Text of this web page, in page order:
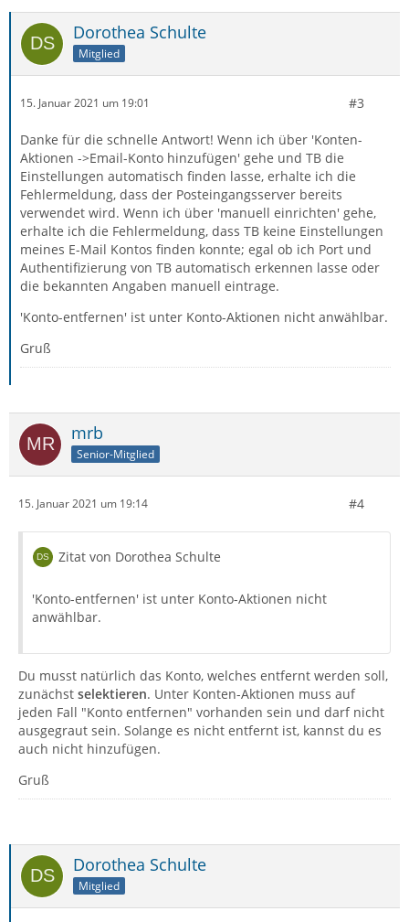
Dorothea Schulte
Mitglied
15. Januar 2021 um 19:01 #3
Danke für die schnelle Antwort! Wenn ich über 'Konten-
Aktionen ->Email-Konto hinzufügen' gehe und TB die
Einstellungen automatisch finden lasse, erhalte ich die
Fehlermeldung, dass der Posteingangsserver bereits
verwendet wird. Wenn ich über 'manuell einrichten' gehe,
erhalte ich die Fehlermeldung, dass TB keine Einstellungen
meines E-Mail Kontos finden konnte; egal ob ich Port und
Authentifizierung von TB automatisch erkennen lasse oder
die bekannten Angaben manuell eintrage.
'Konto-entfernen' ist unter Konto-Aktionen nicht anwählbar.
Gruß
mrb
Senior-Mitglied
15. Januar 2021 um 19:14 #4
Zitat von Dorothea Schulte
'Konto-entfernen' ist unter Konto-Aktionen nicht
anwählbar.
Du musst natürlich das Konto, welches entfernt werden soll,
zunächst selektieren. Unter Konten-Aktionen muss auf
jeden Fall "Konto entfernen" vorhanden sein und darf nicht
ausgegraut sein. Solange es nicht entfernt ist, kannst du es
auch nicht hinzufügen.
Gruß
Dorothea Schulte
Mitglied